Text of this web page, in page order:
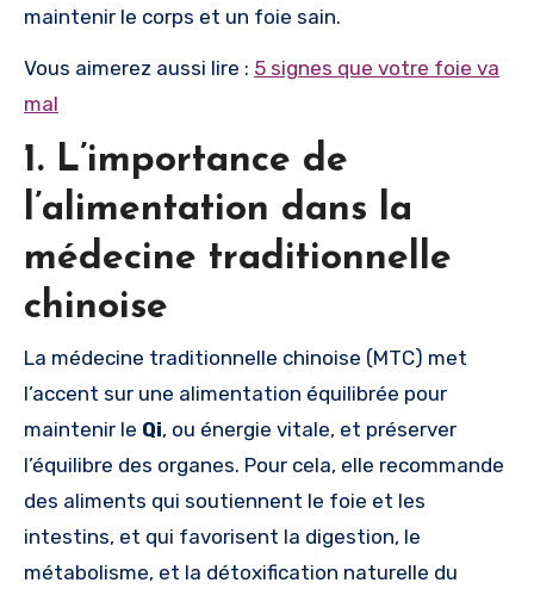
maintenir le corps et un foie sain.
Vous aimerez aussi lire : 5 signes que votre foie va
mal
1. L’importance de
l’alimentation dans la
médecine traditionnelle
chinoise
La médecine traditionnelle chinoise (MTC) met
l’accent sur une alimentation équilibrée pour
maintenir le Qi, ou énergie vitale, et préserver
l’équilibre des organes. Pour cela, elle recommande
des aliments qui soutiennent le foie et les
intestins, et qui favorisent la digestion, le
métabolisme, et la détoxification naturelle du